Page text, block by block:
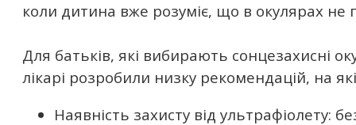
коли дитина вже розуміє, що в окулярах не
Для батьків, які вибирають сонцезахисні
лікарі розробили низку рекомендацій, на
Наявність захисту від ультрафіолету: